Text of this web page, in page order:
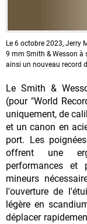
Le 6 octobre 2023, Jerry
9 mm Smith & Wesson à
ainsi un nouveau record
Le Smith &
(pour "World
uniquement, de
et uncanon en
port. Les
offrent une
performances et
mineurs
l'ouverture de
légère en
déplacer